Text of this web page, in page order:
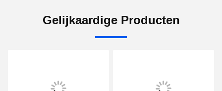
Gelijkaardige Producten